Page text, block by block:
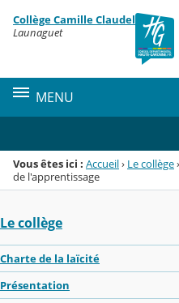
Menu de la rubrique
Contenu
Collège Camille Claudel
Launaguet
MENU
Vous êtes ici : Accueil› Le collège›
de l'apprentissage
Le collège
Charte de la laïcité
Présentation